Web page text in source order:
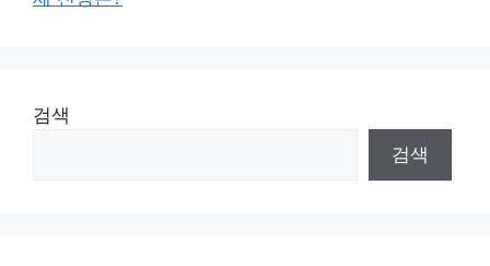
검색
검색